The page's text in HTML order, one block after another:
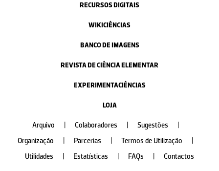
RECURSOS DIGITAIS
WIKICIÊNCIAS
BANCO DE IMAGENS
REVISTA DE CIÊNCIA ELEMENTAR
EXPERIMENTACIÊNCIAS
LOJA
Arquivo Colaboradores Sugestões
Organização
Parcerias Termos de Utilização
Utilidades
Estatísticas FAQs Contactos